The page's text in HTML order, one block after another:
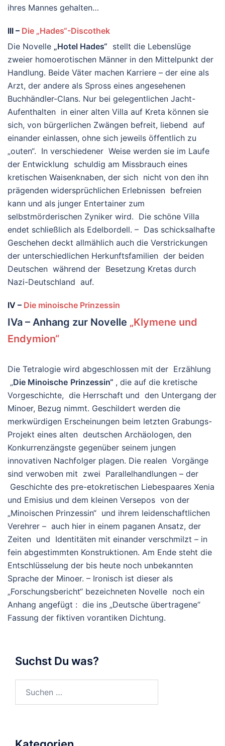
ihres Mannes gehalten…
III – Die „Hades“-Discothek
Die Novelle „Hotel Hades“ stellt die Lebenslüge
zweier homoerotischen Männer in den Mittelpunkt der
Handlung. Beide Väter machen Karriere – der eine als
Arzt, der andere als Spross eines angesehenen
Buchhändler-Clans. Nur bei gelegentlichen Jacht-
Aufenthalten in einer alten Villa auf Kreta können sie
sich, von bürgerlichen Zwängen befreit, liebend auf
einander einlassen, ohne sich jeweils öffentlich zu
„outen“. In verschiedener Weise werden sie im Laufe
der Entwicklung schuldig am Missbrauch eines
kretischen Waisenknaben, der sich nicht von den ihn
prägenden widersprüchlichen Erlebnissen befreien
kann und als junger Entertainer zum
selbstmörderischen Zyniker wird. Die schöne Villa
endet schließlich als Edelbordell. – Das schicksalhafte
Geschehen deckt allmählich auch die Verstrickungen
der unterschiedlichen Herkunftsfamilien der beiden
Deutschen während der Besetzung Kretas durch
Nazi-Deutschland auf.
IV – Die minoische Prinzessin
IVa – Anhang zur Novelle „Klymene und
Endymion“
Die Tetralogie wird abgeschlossen mit der Erzählung
„Die Minoische Prinzessin“ , die auf die kretische
Vorgeschichte, die Herrschaft und den Untergang der
Minoer, Bezug nimmt. Geschildert werden die
merkwürdigen Erscheinungen beim letzten Grabungs-
Projekt eines alten deutschen Archäologen, den
Konkurrenzängste gegenüber seinem jungen
innovativen Nachfolger plagen. Die realen Vorgänge
sind verwoben mit zwei Parallelhandlungen – der
Geschichte des pre-etokretischen Liebespaares Xenia
und Emisius und dem kleinen Versepos von der
„Minoischen Prinzessin“ und ihrem leidenschaftlichen
Verehrer – auch hier in einem paganen Ansatz, der
Zeiten und Identitäten mit einander verschmilzt – in
fein abgestimmten Konstruktionen. Am Ende steht die
Entschlüsselung der bis heute noch unbekannten
Sprache der Minoer. – Ironisch ist dieser als
„Forschungsbericht“ bezeichneten Novelle noch ein
Anhang angefügt : die ins „Deutsche übertragene“
Fassung der fiktiven vorantiken Dichtung.
Suchst Du was?